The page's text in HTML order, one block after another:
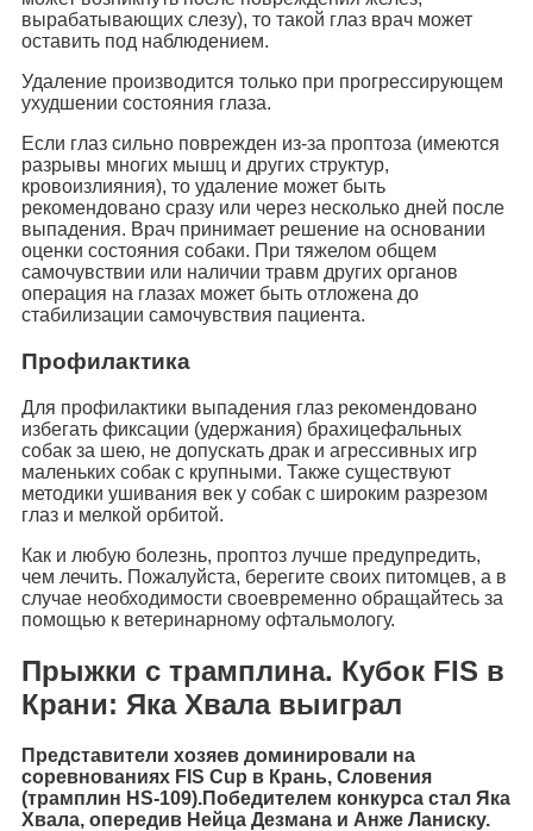
вырабатывающих слезу), то такой глаз врач может
оставить под наблюдением.
Удаление производится только при прогрессирующем
ухудшении состояния глаза.
Если глаз сильно поврежден из-за проптоза (имеются
разрывы многих мышц и других структур,
кровоизлияния), то удаление может быть
рекомендовано сразу или через несколько дней после
выпадения. Врач принимает решение на основании
оценки состояния собаки. При тяжелом общем
самочувствии или наличии травм других органов
операция на глазах может быть отложена до
стабилизации самочувствия пациента.
Профилактика
Для профилактики выпадения глаз рекомендовано
избегать фиксации (удержания) брахицефальных
собак за шею, не допускать драк и агрессивных игр
маленьких собак с крупными. Также существуют
методики ушивания век у собак с широким разрезом
глаз и мелкой орбитой.
Как и любую болезнь, проптоз лучше предупредить,
чем лечить. Пожалуйста, берегите своих питомцев, а в
случае необходимости своевременно обращайтесь за
помощью к ветеринарному офтальмологу.
Прыжки с трамплина. Кубок FIS в
Крани: Яка Хвала выиграл
Представители хозяев доминировали на
соревнованиях FIS Cup в Крань, Словения
(трамплин HS-109).Победителем конкурса стал Яка
Хвала, опередив Нейца Дезмана и Анже Ланиску.